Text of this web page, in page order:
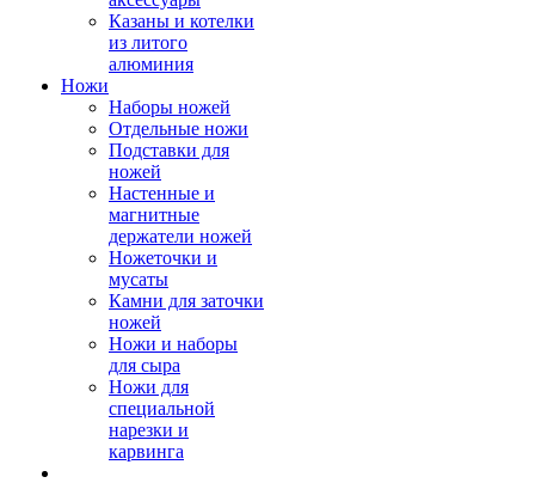
Казаны и котелки
из литого
алюминия
Ножи
Наборы ножей
Отдельные ножи
Подставки для
ножей
Настенные и
магнитные
держатели ножей
Ножеточки и
мусаты
Камни для заточки
ножей
Ножи и наборы
для сыра
Ножи для
специальной
нарезки и
карвинга